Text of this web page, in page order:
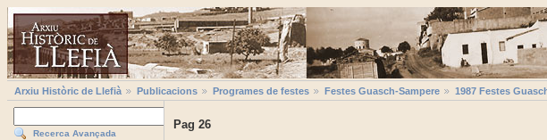
Arxiu Històric de Llefià Publicacions Programes de festes Festes Guasch-Sampere 1987 Festes
Recerca Avançada
Pag 26